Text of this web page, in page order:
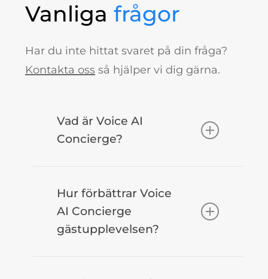
Vanliga frågor
Har du inte hittat svaret på din fråga?
Kontakta ossså hjälper vi dig gärna.
Vad är Voice AI
Concierge?
assistent som använder
röstinteraktioner för att förbättra
driftseffektiviteten och gästernas
Hur förbättrar Voice
AI Concierge
gästupplevelsen?